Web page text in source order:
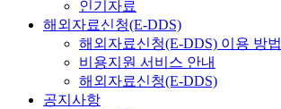
인기자료
해외자료신청(E-DDS)
해외자료신청(E-DDS) 이용 방법
비용지원 서비스 안내
해외자료신청(E-DDS)
공지사항